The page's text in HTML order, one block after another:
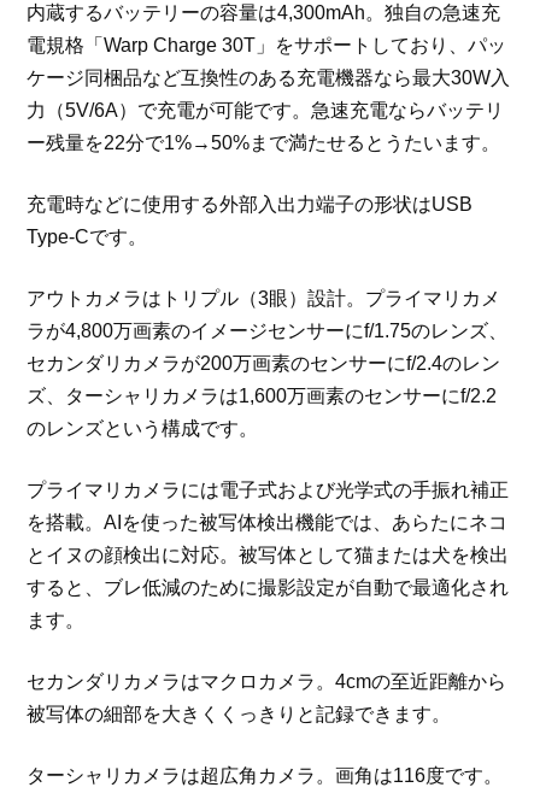
内蔵するバッテリーの容量は4,300mAh。独自の急速充
電規格「Warp Charge 30T」をサポートしており、パッ
ケージ同梱品など互換性のある充電機器なら最大30W入
力（5V/6A）で充電が可能です。急速充電ならバッテリ
ー残量を22分で1%→50%まで満たせるとうたいます。
充電時などに使用する外部入出力端子の形状はUSB
Type-Cです。
アウトカメラはトリプル（3眼）設計。プライマリカメ
ラが4,800万画素のイメージセンサーにf/1.75のレンズ、
セカンダリカメラが200万画素のセンサーにf/2.4のレン
ズ、ターシャリカメラは1,600万画素のセンサーにf/2.2
のレンズという構成です。
プライマリカメラには電子式および光学式の手振れ補正
を搭載。AIを使った被写体検出機能では、あらたにネコ
とイヌの顔検出に対応。被写体として猫または犬を検出
すると、ブレ低減のために撮影設定が自動で最適化され
ます。
セカンダリカメラはマクロカメラ。4cmの至近距離から
被写体の細部を大きくくっきりと記録できます。
ターシャリカメラは超広角カメラ。画角は116度です。